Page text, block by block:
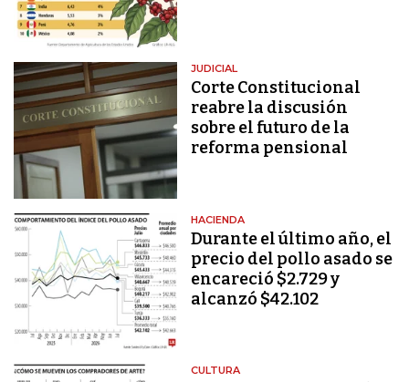
JUDICIAL
Corte Constitucional
reabre la discusión
sobre el futuro de la
reforma pensional
HACIENDA
Durante el último año, el
precio del pollo asado se
encareció $2.729 y
alcanzó $42.102
CULTURA